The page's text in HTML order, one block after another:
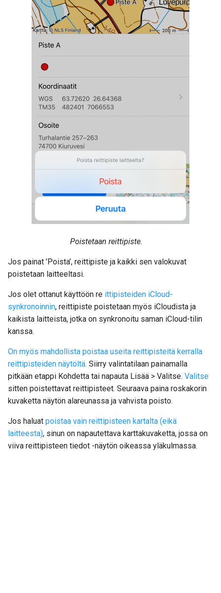
Poistetaan reittipiste.
Jos painat ’Poista’, reittipiste ja kaikki sen valokuvat
poistetaan laitteeltasi.
Jos olet ottanut käyttöön re ittipisteiden iCloud-
synkronoinnin, reittipiste poistetaan myös iCloudista ja
kaikista laitteista, jotka on synkronoitu saman iCloud-tilin
kanssa.
On myös mahdollista poistaa useita reittipisteitä kerralla
reittipisteiden näytöltä. Siirry valintatilaan painamalla
pitkään etappi Kohdetta tai napauta Lisää > Valitse. Valitse
sitten poistettavat reittipisteet. Seuraava paina roskakorin
kuvaketta näytön alareunassa ja vahvista poisto.
Jos haluat poistaa vain reittipisteen kartalta (eikä
laitteesta), sinun on napautettava karttakuvaketta, jossa on
viiva reittipisteen tiedot -näytön oikeassa yläkulmassa.